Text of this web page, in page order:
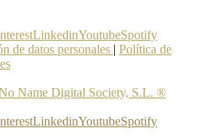
LinkedinYoutubeSpotify
de datos personales | Política de
Name Digital Society, S.L. ®
LinkedinYoutubeSpotify